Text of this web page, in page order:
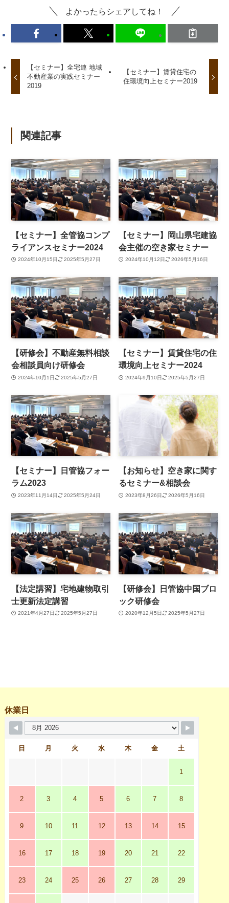
よかったらシェアしてね！
【セミナー】全宅連 地域
不動産業の実践セミナー
2019
【セミナー】賃貸住宅の
住環境向上セミナー2019
関連記事
【セミナー】全管協コンプ
ライアンスセミナー2024
2024年10月15日 2025年5月27日
【セミナー】岡山県宅建協
会主催の空き家セミナー
2024年10月12日 2026年5月16日
【研修会】不動産無料相談
会相談員向け研修会
2024年10月1日 2025年5月27日
【セミナー】賃貸住宅の住
環境向上セミナー2024
2024年9月10日 2025年5月27日
【セミナー】日管協フォー
ラム2023
2023年11月14日 2025年5月24日
【お知らせ】空き家に関す
るセミナー&相談会
2023年8月26日 2026年5月16日
【法定講習】宅地建物取引
士更新法定講習
2021年4月27日 2025年5月27日
【研修会】日管協中国ブロ
ック研修会
2020年12月5日 2025年5月27日
休業日
日 月 火 水 木 金 土
1
2 3 4 5 6 7 8
9 10 11 12 13 14 15
16 17 18 19 20 21 22
23 24 25 26 27 28 29